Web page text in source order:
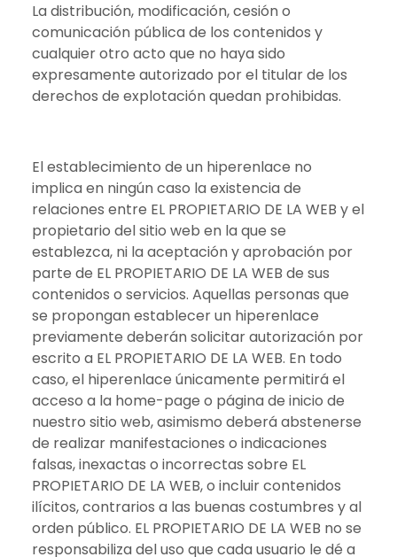
La distribución, modificación, cesión o
comunicación pública de los contenidos y
cualquier otro acto que no haya sido
expresamente autorizado por el titular de los
derechos de explotación quedan prohibidas.
El establecimiento de un hiperenlace no
implica en ningún caso la existencia de
relaciones entre EL PROPIETARIO DE LA WEB y el
propietario del sitio web en la que se
establezca, ni la aceptación y aprobación por
parte de EL PROPIETARIO DE LA WEB de sus
contenidos o servicios. Aquellas personas que
se propongan establecer un hiperenlace
previamente deberán solicitar autorización por
escrito a EL PROPIETARIO DE LA WEB. En todo
caso, el hiperenlace únicamente permitirá el
acceso a la home-page o página de inicio de
nuestro sitio web, asimismo deberá abstenerse
de realizar manifestaciones o indicaciones
falsas, inexactas o incorrectas sobre EL
PROPIETARIO DE LA WEB, o incluir contenidos
ilícitos, contrarios a las buenas costumbres y al
orden público. EL PROPIETARIO DE LA WEB no se
responsabiliza del uso que cada usuario le dé a